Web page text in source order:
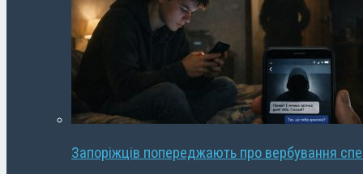
Запоріжців попереджають про вербування